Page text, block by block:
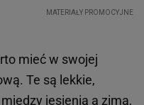
mieć w swojej
Te są lekkie,
jesienią a zimą,